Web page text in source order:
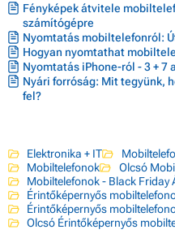
Fényképek átvitele
számítógépre
Nyomtatás mobiltelefonról:
Hogyan nyomtathat
Nyomtatás iPhone-ról - 3 +
Nyári forróság: Mit tegyünk,
fel?
Elektronika + IT
Mobiltelefonok
Olcsó
Mobiltelefonok - Black Friday
Érintőképernyős
Érintőképernyős
Olcsó Érintőképernyős